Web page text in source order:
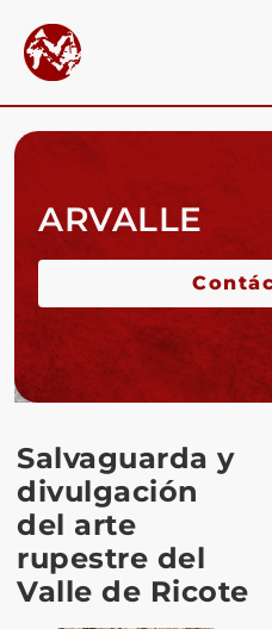
ARVALLE
Salvaguarda y
divulgación
del arte
rupestre del
Valle de Ricote